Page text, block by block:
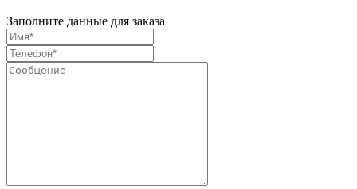
Заполните данные для заказа